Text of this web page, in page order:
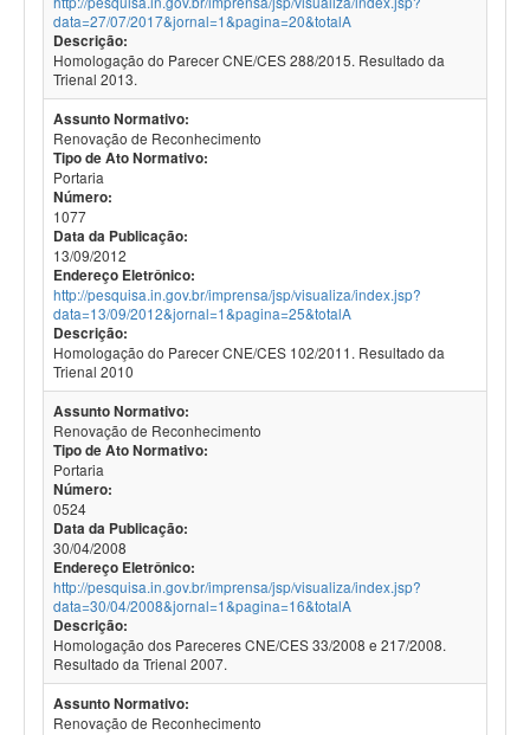
data=27/07/2017&jornal=1&pagina=20&totalA
Descrição:
Homologação do Parecer CNE/CES 288/2015. Resultado da
Trienal 2013.
Assunto Normativo:
Renovação de Reconhecimento
Tipo de Ato Normativo:
Portaria
Número:
1077
Data da Publicação:
13/09/2012
Endereço Eletrônico:
http://pesquisa.in.gov.br/imprensa/jsp/visualiza/index.jsp?
data=13/09/2012&jornal=1&pagina=25&totalA
Descrição:
Homologação do Parecer CNE/CES 102/2011. Resultado da
Trienal 2010
Assunto Normativo:
Renovação de Reconhecimento
Tipo de Ato Normativo:
Portaria
Número:
0524
Data da Publicação:
30/04/2008
Endereço Eletrônico:
http://pesquisa.in.gov.br/imprensa/jsp/visualiza/index.jsp?
data=30/04/2008&jornal=1&pagina=16&totalA
Descrição:
Homologação dos Pareceres CNE/CES 33/2008 e 217/2008.
Resultado da Trienal 2007.
Assunto Normativo:
Renovação de Reconhecimento